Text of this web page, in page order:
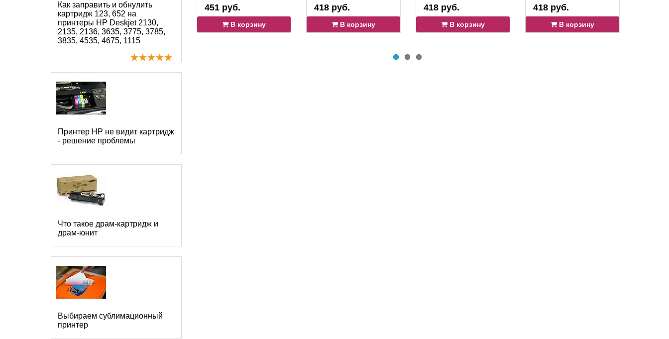
Как заправить и обнулить
картридж 123, 652 на
принтеры HP Deskjet 2130,
2135, 2136, 3635, 3775, 3785,
3835, 4535, 4675, 1115
Принтер HP не видит картридж
- решение проблемы
Что такое драм-картридж и
драм-юнит
Выбираем сублимационный
принтер
451 руб.
В корзину
418 руб.
В корзину
418 руб.
В корзину
418 руб.
В корзину